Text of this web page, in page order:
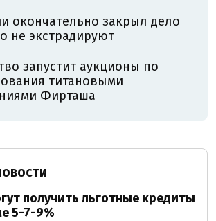
окончательно закрыл дело
не экстрадируют
запустит аукционы по
титановыми
Фирташа
получить льготные кредиты
5-7-9%